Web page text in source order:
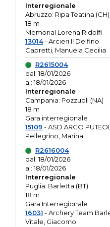
Interregionale
Abruzzo: Ripa Teatina (CH)
18 m
Memorial Lorena Ridolfi
13014- Arcieri Il Delfino
Capretti, Manuela Cecilia
R2615004
dal: 18/01/2026
al: 18/01/2026
Interregionale
Campania: Pozzuoli (NA)
18 m
Gara interregionale
15109 - ASD ARCO
Pellegrino, Marina
R2616004
dal: 18/01/2026
al: 18/01/2026
Interregionale
Puglia: Barletta (BT)
18 m
Gara Interregionale
16031 - Archery Team
Vitale, Giacomo